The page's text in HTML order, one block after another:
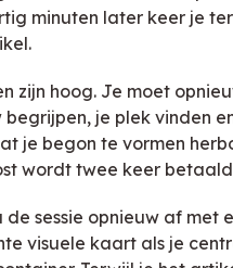
minuten later keer je
zijn hoog. Je moet
begrijpen, je plek vinden
je begon te vormen
wordt twee keer
de sessie opnieuw af met
visuele kaart als je